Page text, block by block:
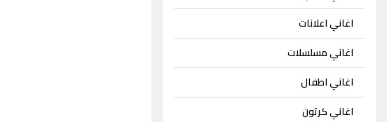
اغاني اعلانات
اغاني مسلسلات
اغاني اطفال
اغاني كرتون